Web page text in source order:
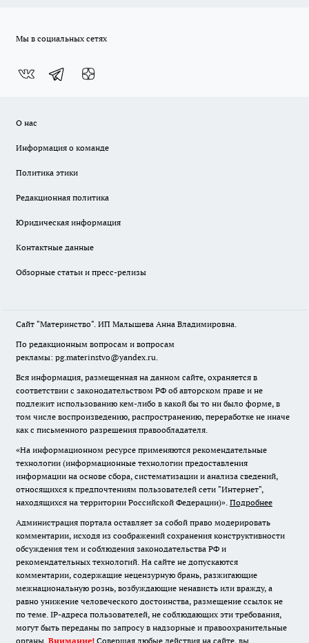
Мы в социальных сетях
О нас
Информация о команде
Политика этики
Редакционная политика
Юридическая информация
Контактные данные
Обзорные статьи и пресс-релизы
Сайт "Материнство". ИП Малышева Анна Владимировна.
По редакционным вопросам и вопросам
рекламы: pg.materinstvo@yandex.ru.
Вся информация, размещенная на данном сайте, охраняется в
соответствии с законодательством РФ об авторском праве и не
подлежит использованию кем-либо в какой бы то ни было форме, в
том числе воспроизведению, распространению, переработке не иначе
как с письменного разрешения правообладателя.
«На информационном ресурсе применяются рекомендательные
технологии (информационные технологии предоставления
информации на основе сбора, систематизации и анализа сведений,
относящихся к предпочтениям пользователей сети "Интернет",
находящихся на территории Российской Федерации)». Подробнее
Администрация портала оставляет за собой право модерировать
комментарии, исходя из соображений сохранения конструктивности
обсуждения тем и соблюдения законодательства РФ и
рекомендательных технологий. На сайте не допускаются
комментарии, содержащие нецензурную брань, разжигающие
межнациональную рознь, возбуждающие ненависть или вражду, а
равно унижение человеческого достоинства, размещение ссылок не
по теме. IP-адреса пользователей, не соблюдающих эти требования,
могут быть переданы по запросу в надзорные и правоохранительные
органы. Внимание! Совершая любые действия на сайте, вы